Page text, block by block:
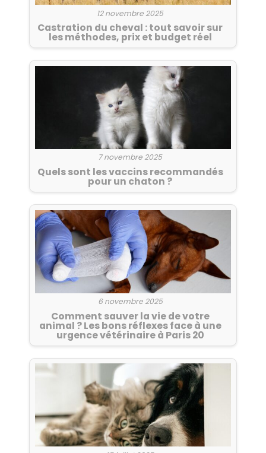
12 novembre 2025
Castration du cheval : tout savoir sur
les méthodes, prix et budget réel
7 novembre 2025
Quels sont les vaccins recommandés
pour un chaton ?
6 novembre 2025
Comment sauver la vie de votre
animal ? Les bons réflexes face à une
urgence vétérinaire à Paris 20